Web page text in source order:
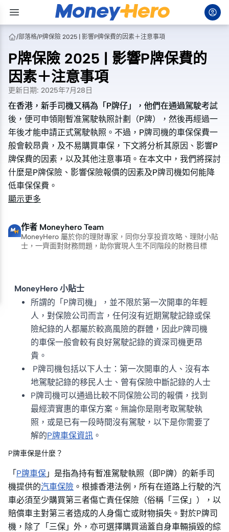
/部落格/P牌保險 2025 | 影響P牌保費的因素＋注意事項
P牌保險 2025 | 影響P牌保費的
因素＋注意事項
更新日期: 2025年7月28日
在香港，新手司機又稱為「P牌仔」，他們在通過駕駛考試
後，便可申領剛暫准駕駛執照計劃（P牌），然後再經過一
年後才能申請正式駕駛執照。不過，P牌司機的車保保費一
般會較昂貴，及不易購買車保，下文將分析其原因、影響P
牌保費的因素，以及其他注意事項。在本文中，我們將探討
什麼是P牌保險、影響保險報價的因素及P牌司機如何能降
低車保保費。
在香港，新手司機又稱為「P牌仔」，他們在通過駕駛考試
後，便可申領剛暫准駕駛執照計劃（P牌），然後再經過一
年後才能申請正式駕駛執照。不過，P牌司機的車保保費一
般會較昂貴，及不易購買車保，下文將分析其原因、影響P
牌保費的因素，以及其他注意事項。在本文中，我們將探討
什麼是P牌保險、影響保險報價的因素及P牌司機如何能降
低車保保費。
顯示更多
作者 Moneyhero Team
MoneyHero 屬於你的理財專家，同你分享投資攻略、理財小貼
士，一齊面對財務問題，助你實現人生不同階段的財務目標
MoneyHero 小貼士
所謂的「P牌司機」，並不限於第一次開車的年輕
人，對保險公司而言，任何沒有近期駕駛記錄或保
險紀錄的人都屬於較高風險的群體，因此P牌司機
的車保一般會較有良好駕駛記錄的資深司機更昂
貴。
P牌司機包括以下人士：第一次開車的人、沒有本
地駕駛記錄的移民人士、曾有保險中斷記錄的人士
P牌司機可以通過比較不同保險公司的報價，找到
最經濟實惠的車保方案。無論你是剛考取駕駛執
照，或是已有一段時間沒有駕駛，以下是你需要了
解的P牌車保資訊 。
P牌車保是什麼？
「P牌車保 」是指為持有暫准駕駛執照（即P牌）的新手司
機提供的汽車保險 。根據香港法例，所有在道路上行駛的汽
車必須至少購買第三者傷亡責任保險（俗稱「三保」），以
賠償車主對第三者造成的人身傷亡或財物損失。對於P牌司
機，除了「三保」外，亦可選擇購買涵蓋自身車輛損毀的綜